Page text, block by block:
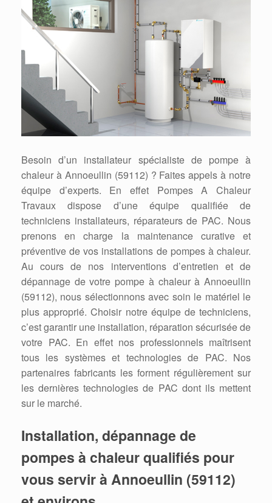
Besoin d’un installateur spécialiste de pompe à
chaleur à Annoeullin (59112) ? Faites appels à notre
équipe d’experts. En effet Pompes A Chaleur
Travaux dispose d’une équipe qualifiée de
techniciens installateurs, réparateurs de PAC. Nous
prenons en charge la maintenance curative et
préventive de vos installations de pompes à chaleur.
Au cours de nos interventions d’entretien et de
dépannage de votre pompe à chaleur à Annoeullin
(59112), nous sélectionnons avec soin le matériel le
plus approprié. Choisir notre équipe de techniciens,
c’est garantir une installation, réparation sécurisée de
votre PAC. En effet nos professionnels maîtrisent
tous les systèmes et technologies de PAC. Nos
partenaires fabricants les forment régulièrement sur
les dernières technologies de PAC dont ils mettent
sur le marché.
Installation, dépannage de
pompes à chaleur qualifiés pour
vous servir à Annoeullin (59112)